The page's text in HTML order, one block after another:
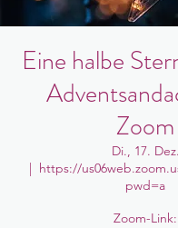
Eine halbe
Zoom
Di., 17. Dez.
  |
https://
pwd=a
Zoom-Link: